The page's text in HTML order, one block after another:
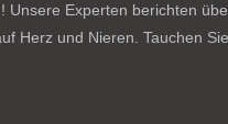
Experten berichten
Herz und Nieren. Tauchen